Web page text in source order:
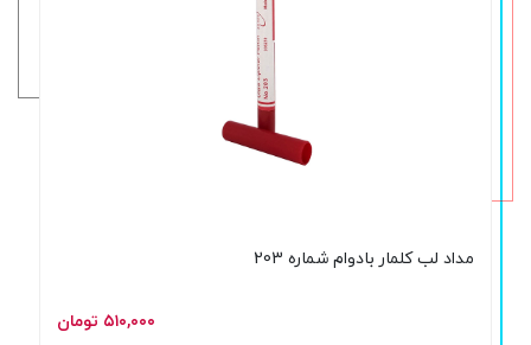
مداد لب کلمار بادوام شماره 203
۵۱۰,۰۰۰ تومان